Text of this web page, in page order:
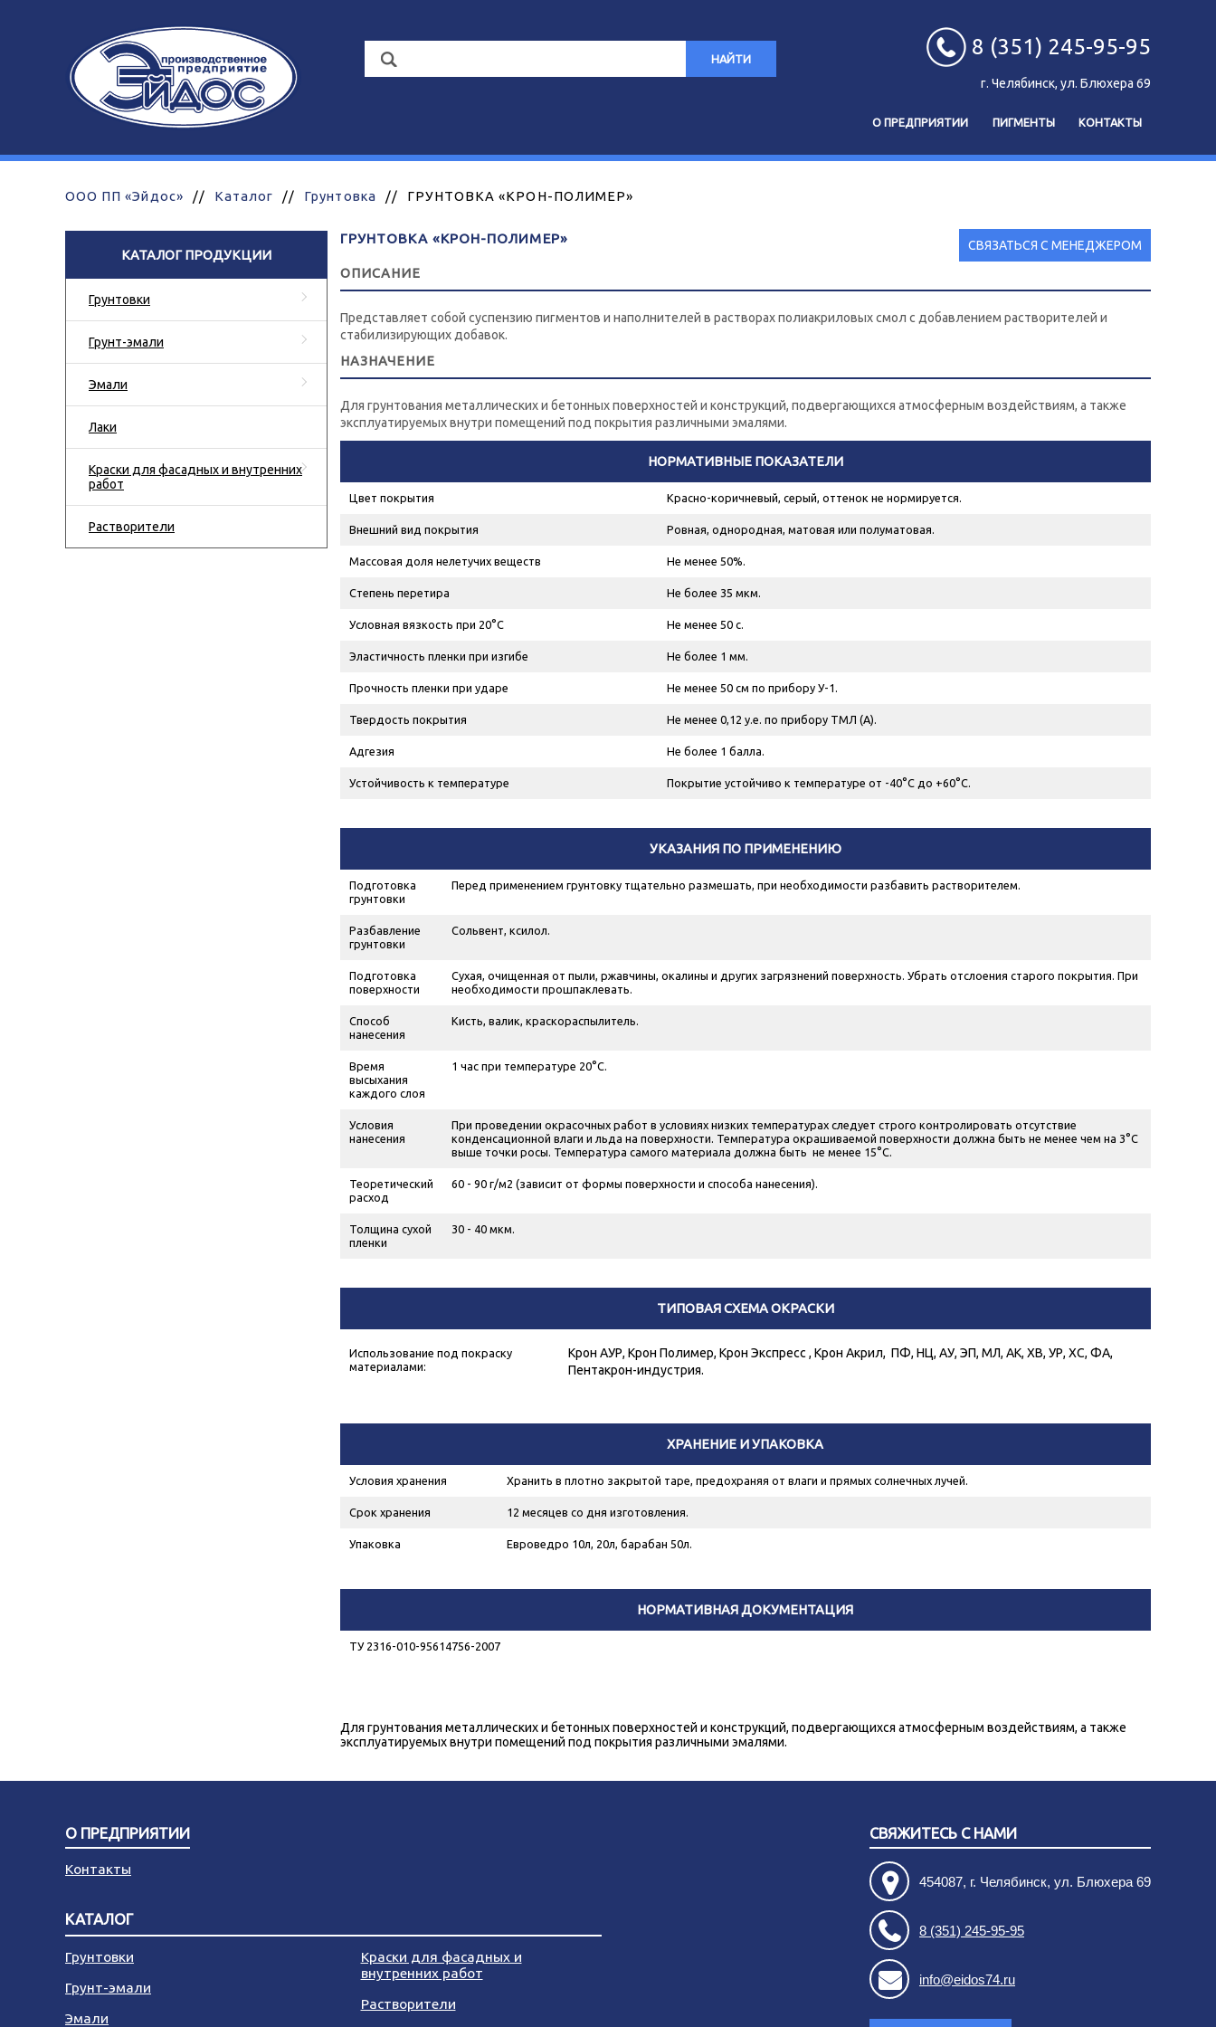
НАЙТИ 8 (351) 245-95-95
г. Челябинск, ул. Блюхера 69
О ПРЕДПРИЯТИИ ПИГМЕНТЫ КОНТАКТЫ
ООО ПП «Эйдос» // Каталог // Грунтовка // ГРУНТОВКА «КРОН-ПОЛИМЕР»
КАТАЛОГ ПРОДУКЦИИ
Грунтовки
Грунт-эмали
Эмали
Лаки
Краски для фасадных и внутренних
работ
Растворители
ГРУНТОВКА «КРОН-ПОЛИМЕР» СВЯЗАТЬСЯ С МЕНЕДЖЕРОМ
ОПИСАНИЕ
Представляет собой суспензию пигментов и наполнителей в растворах полиакриловых смол с добавлением растворителей и
стабилизирующих добавок.
НАЗНАЧЕНИЕ
Для грунтования металлических и бетонных поверхностей и конструкций, подвергающихся атмосферным воздействиям, а также
эксплуатируемых внутри помещений под покрытия различными эмалями.
НОРМАТИВНЫЕ ПОКАЗАТЕЛИ
Цвет покрытия Красно-коричневый, серый, оттенок не нормируется.
Внешний вид покрытия Ровная, однородная, матовая или полуматовая.
Массовая доля нелетучих веществ Не менее 50%.
Степень перетира Не более 35 мкм.
Условная вязкость при 20°С Не менее 50 с.
Эластичность пленки при изгибе Не более 1 мм.
Прочность пленки при ударе Не менее 50 см по прибору У-1.
Твердость покрытия Не менее 0,12 у.е. по прибору ТМЛ (А).
Адгезия Не более 1 балла.
Устойчивость к температуре Покрытие устойчиво к температуре от -40°С до +60°С.
УКАЗАНИЯ ПО ПРИМЕНЕНИЮ
Подготовка
грунтовки
Перед применением грунтовку тщательно размешать, при необходимости разбавить растворителем.
Разбавление
грунтовки
Сольвент, ксилол.
Подготовка
поверхности
Сухая, очищенная от пыли, ржавчины, окалины и других загрязнений поверхность. Убрать отслоения старого покрытия. При
необходимости прошпаклевать.
Способ
нанесения
Кисть, валик, краскораспылитель.
Время
высыхания
каждого слоя
1 час при температуре 20°С.
Условия
нанесения
При проведении окрасочных работ в условиях низких температурах следует строго контролировать отсутствие
конденсационной влаги и льда на поверхности. Температура окрашиваемой поверхности должна быть не менее чем на 3°С
выше точки росы. Температура самого материала должна быть не менее 15°С.
Теоретический
расход
60 - 90 г/м2 (зависит от формы поверхности и способа нанесения).
Толщина сухой
пленки
30 - 40 мкм.
ТИПОВАЯ СХЕМА ОКРАСКИ
Использование под покраску
материалами:
Крон АУР, Крон Полимер, Крон Экспресс , Крон Акрил, ПФ, НЦ, АУ, ЭП, МЛ, АК, ХВ, УР, ХС, ФА,
Пентакрон-индустрия.
ХРАНЕНИЕ И УПАКОВКА
Условия хранения Хранить в плотно закрытой таре, предохраняя от влаги и прямых солнечных лучей.
Срок хранения 12 месяцев со дня изготовления.
Упаковка Евроведро 10л, 20л, барабан 50л.
НОРМАТИВНАЯ ДОКУМЕНТАЦИЯ
ТУ 2316-010-95614756-2007
Для грунтования металлических и бетонных поверхностей и конструкций, подвергающихся атмосферным воздействиям, а также
эксплуатируемых внутри помещений под покрытия различными эмалями.
О ПРЕДПРИЯТИИ
Контакты
КАТАЛОГ
Грунтовки
Грунт-эмали
Эмали
Краски для фасадных и
внутренних работ
Растворители
СВЯЖИТЕСЬ С НАМИ
454087, г. Челябинск, ул. Блюхера 69
8 (351) 245-95-95
info@eidos74.ru